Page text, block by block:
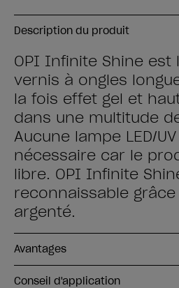
Description du produit
OPI Infinite Shine est
vernis à ongles
la fois effet gel et
dans une multitude
Aucune lampe LED/
nécessaire car le
libre. OPI Infinite
reconnaissable
argenté.
Avantages
Conseil d'application